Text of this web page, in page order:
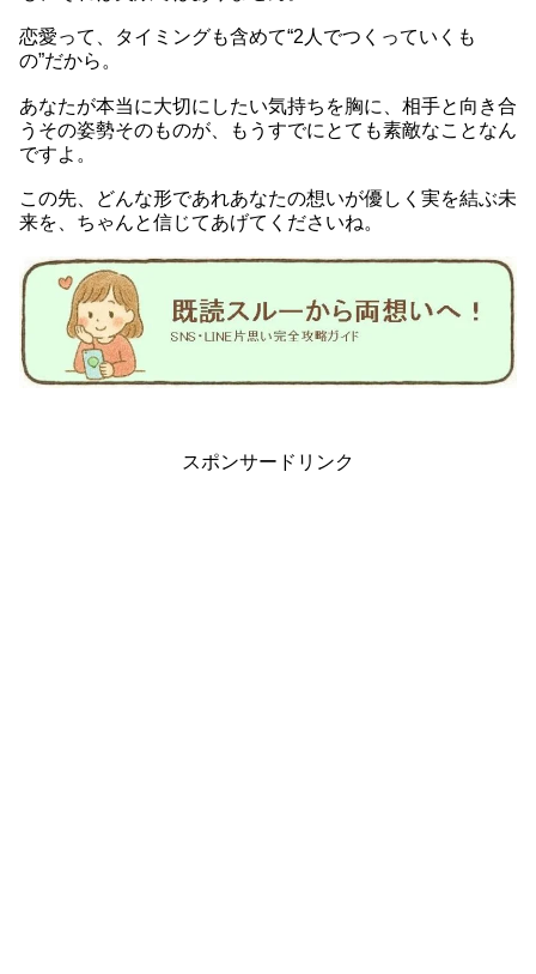
恋愛って、タイミングも含めて“2人でつくっていくも
の”だから。
あなたが本当に大切にしたい気持ちを胸に、相手と向き合
うその姿勢そのものが、もうすでにとても素敵なことなん
ですよ。
この先、どんな形であれあなたの想いが優しく実を結ぶ未
来を、ちゃんと信じてあげてくださいね。
スポンサードリンク